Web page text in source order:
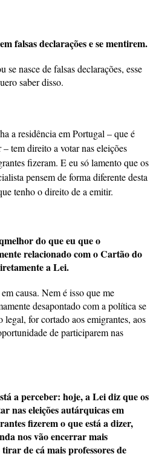
falsas declarações e se mentirem.
se nasce de falsas declarações, esse
saber disso.
a residência em Portugal – que é
– tem direito a votar nas eleições
fizeram. E eu só lamento que os
pensem de forma diferente desta
tenho o direito de a emitir.
do que eu que o
relacionado com o Cartão do
a Lei.
causa. Nem é isso que me
desapontado com a política se
for cortado aos emigrantes, aos
de participarem nas
a perceber: hoje, a Lei diz que os
nas eleições autárquicas em
fizerem o que está a dizer,
nos vão encerrar mais
de cá mais professores de